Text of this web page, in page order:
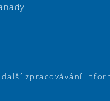
zpracovávání